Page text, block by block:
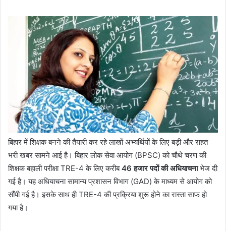
बिहार में शिक्षक बनने की तैयारी कर रहे लाखों अभ्यर्थियों के लिए बड़ी और राहत
भरी खबर सामने आई है। बिहार लोक सेवा आयोग (BPSC) को चौथे चरण की
शिक्षक बहाली परीक्षा TRE-4 के लिए करीब46 हजार पदों की अधियाचनाभेज दी
गई है। यह अधियाचना सामान्य प्रशासन विभाग (GAD) के माध्यम से आयोग को
सौंपी गई है। इसके साथ ही TRE-4 की प्रक्रिया शुरू होने का रास्ता साफ हो
गया है।